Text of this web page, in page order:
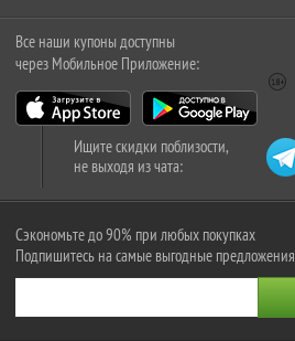
Все наши купоны доступны
через Мобильное Приложение:
Ищите скидки поблизости,
не выходя из чата:
Сэкономьте до 90% при любых покупках
Подпишитесь на самые выгодные предложения